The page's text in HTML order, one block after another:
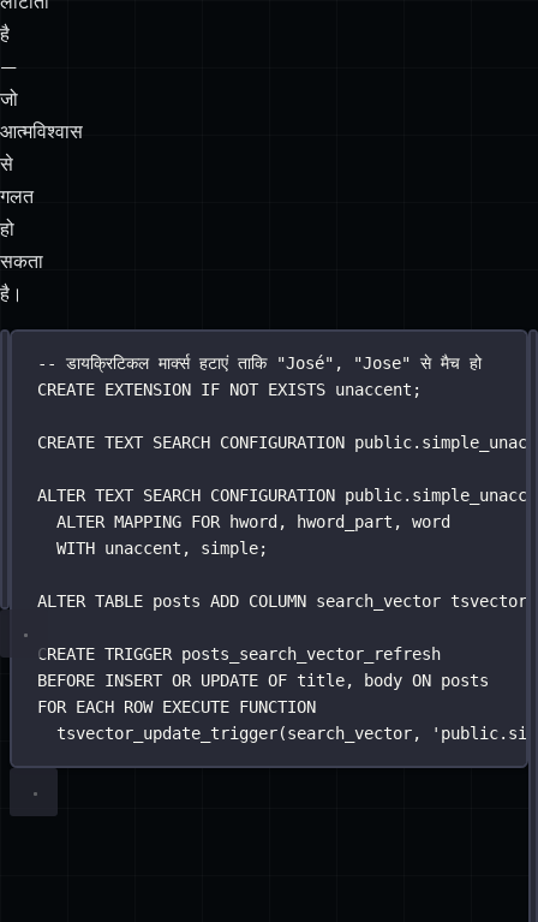
है
—
जो
आत्मविश्वास
से
गलत
हो
सकता
है।
-- शीर्षक पर ट्राइग्राम समानता टाइपो पकड़ती है; ts_rank बॉडी
SELECT id, title,
similarity(title, $1) AS trgm_score
WHERE search_vector @@ to_tsquery('simple', $1
OR title % $1
ORDER BY (ts_rank(search_vector, to_tsquery(
इंटरनेशनल
कंटेंट
FTS
unaccent :
-- डायक्रिटिकल मार्क्स हटाएं ताकि "José", "Jose" से मैच हो
CREATE EXTENSION IF NOT EXISTS unaccent;
CREATE TEXT SEARCH CONFIGURATION public.
ALTER TEXT SEARCH CONFIGURATION public.
ALTER MAPPING FOR hword, hword_part, word
WITH unaccent, simple;
ALTER TABLE posts ADD COLUMN search_vector tsvector;
CREATE TRIGGER posts_search_vector_refresh
BEFORE INSERT OR UPDATE OF title, body ON posts
FOR EACH ROW EXECUTE FUNCTION
tsvector_update_trigger(search_vector,
'